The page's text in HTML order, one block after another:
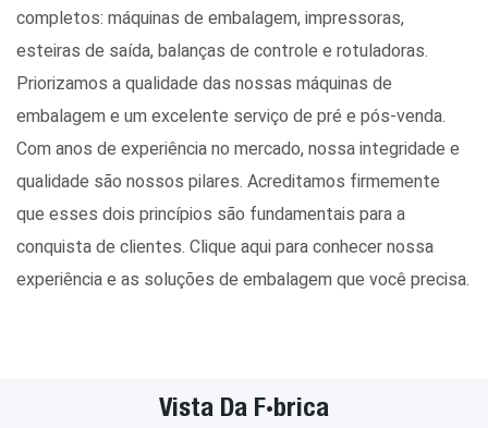
completos: máquinas de embalagem, impressoras,
esteiras de saída, balanças de controle e rotuladoras.
Priorizamos a qualidade das nossas máquinas de
embalagem e um excelente serviço de pré e pós-venda.
Com anos de experiência no mercado, nossa integridade e
qualidade são nossos pilares. Acreditamos firmemente
que esses dois princípios são fundamentais para a
conquista de clientes. Clique aqui para conhecer nossa
experiência e as soluções de embalagem que você precisa.
Vista Da Fábrica